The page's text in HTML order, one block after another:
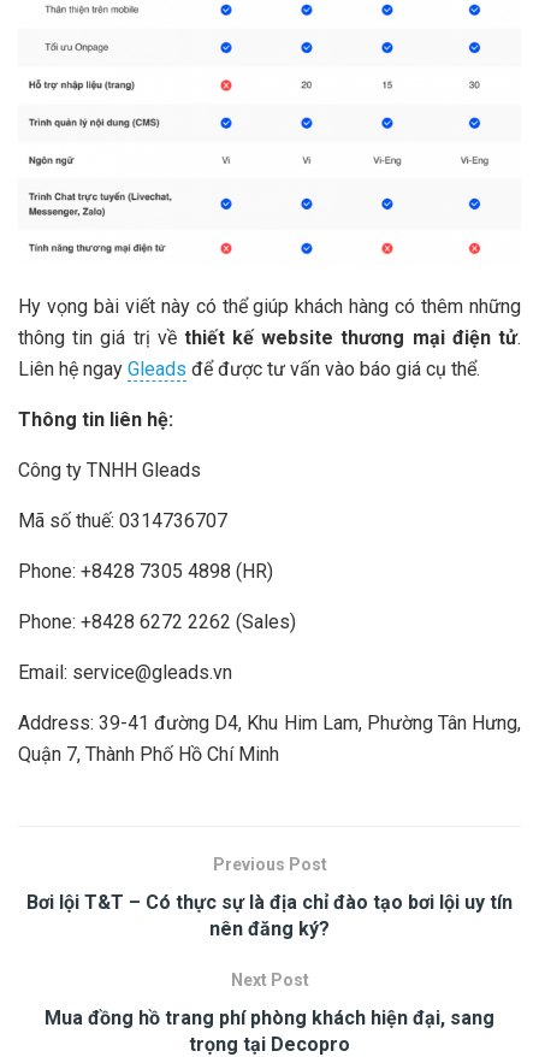
Hy vọng bài viết này có thể giúp khách hàng có thêm những
thông tin giá trị vềthiết kế website thương mại điện tử.
Liên hệ ngay Gleads để được tư vấn vào báo giá cụ thể.
Thông tin liên hệ:
Công ty TNHH Gleads
Mã số thuế: 0314736707
Phone: +8428 7305 4898 (HR)
Phone: +8428 6272 2262 (Sales)
Email: service@gleads.vn
Address: 39-41 đường D4, Khu Him Lam, Phường Tân Hưng,
Quận 7, Thành Phố Hồ Chí Minh
Previous Post
Bơi lội T&T – Có thực sự là địa chỉ đào tạo bơi lội uy tín
nên đăng ký?
Next Post
Mua đồng hồ trang phí phòng khách hiện đại, sang
trọng tại Decopro